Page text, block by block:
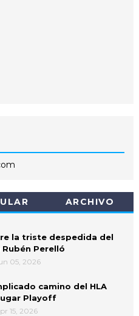
ARCHIVO
la triste despedida del
Rubén Perelló
05, 2026
camino del HLA
Playoff
15, 2026